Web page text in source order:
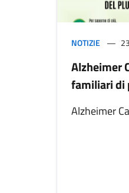
NOTIZIE
Alzheimer
familiari di
Alzheimer